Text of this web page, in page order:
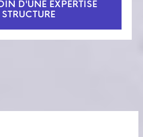
D'UNE EXPERTISE
STRUCTURE